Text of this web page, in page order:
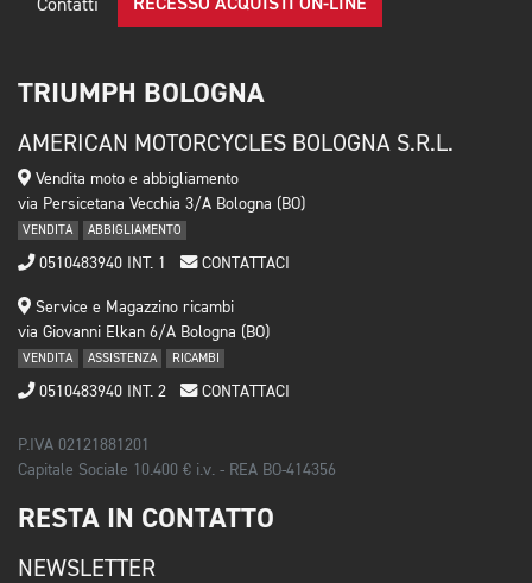
Contatti RECESSO ACQUISTI ON-LINE
TRIUMPH BOLOGNA
AMERICAN MOTORCYCLES BOLOGNA S.R.L.
Vendita moto e abbigliamento
via Persicetana Vecchia 3/A Bologna (BO)
VENDITA ABBIGLIAMENTO
0510483940 INT. 1 CONTATTACI
Service e Magazzino ricambi
via Giovanni Elkan 6/A Bologna (BO)
VENDITA ASSISTENZA RICAMBI
0510483940 INT. 2 CONTATTACI
P.IVA 02121881201
Capitale Sociale 10.400 € i.v. - REA BO-414356
RESTA IN CONTATTO
NEWSLETTER